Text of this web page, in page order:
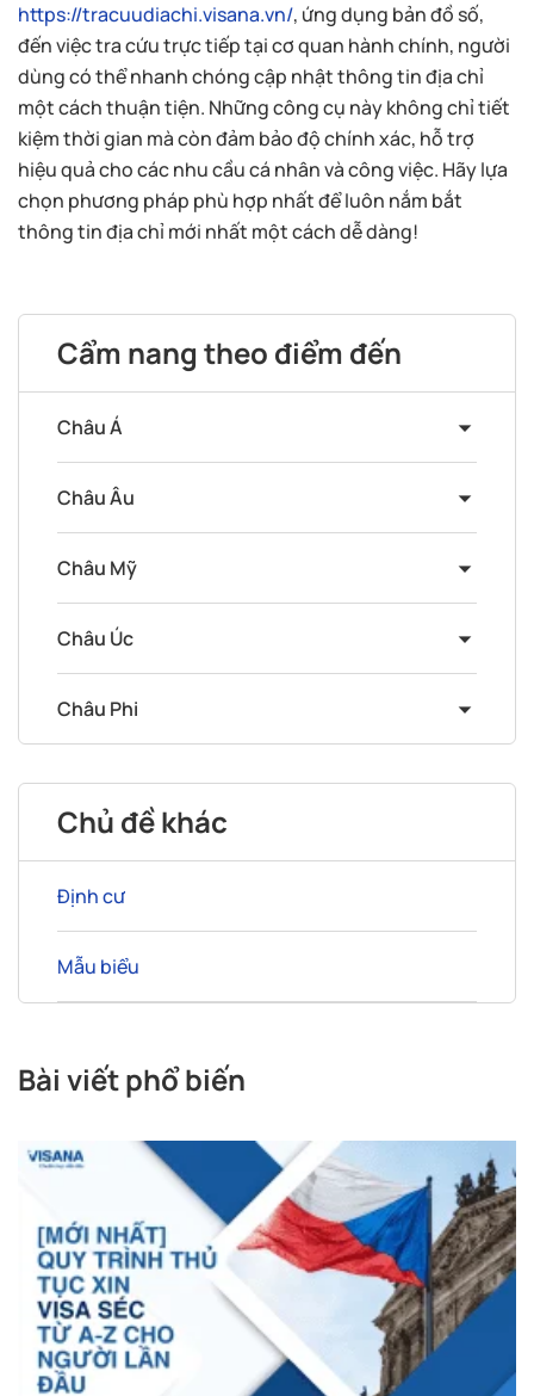
https://tracuudiachi.visana.vn/, ứng dụng bản đồ số,
đến việc tra cứu trực tiếp tại cơ quan hành chính, người
dùng có thể nhanh chóng cập nhật thông tin địa chỉ
một cách thuận tiện. Những công cụ này không chỉ tiết
kiệm thời gian mà còn đảm bảo độ chính xác, hỗ trợ
hiệu quả cho các nhu cầu cá nhân và công việc. Hãy lựa
chọn phương pháp phù hợp nhất để luôn nắm bắt
thông tin địa chỉ mới nhất một cách dễ dàng!
Cẩm nang theo điểm đến
Châu Á
Châu Âu
Châu Mỹ
Châu Úc
Châu Phi
Chủ đề khác
Định cư
Mẫu biểu
Bài viết phổ biến